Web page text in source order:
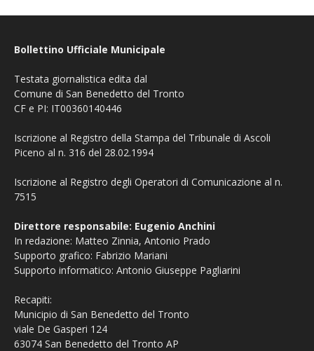
Bollettino Ufficiale Municipale
Testata giornalistica edita dal
Comune di San Benedetto del Tronto
CF e PI: IT00360140446
Iscrizione al Registro della Stampa del Tribunale di Ascoli
Piceno al n. 316 del 28.02.1994
Iscrizione al Registro degli Operatori di Comunicazione al n.
7515
Direttore responsabile: Eugenio Anchini
In redazione: Matteo Zinnia, Antonio Prado
Supporto grafico: Fabrizio Mariani
Supporto informatico: Antonio Giuseppe Pagliarini
Recapiti:
Municipio di San Benedetto del Tronto
viale De Gasperi 124
63074 San Benedetto del Tronto AP